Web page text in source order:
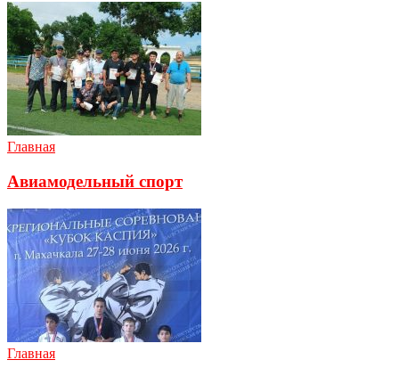
Главная
Авиамодельный спорт
Главная